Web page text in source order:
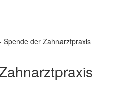
Spende der Zahnarztpraxis